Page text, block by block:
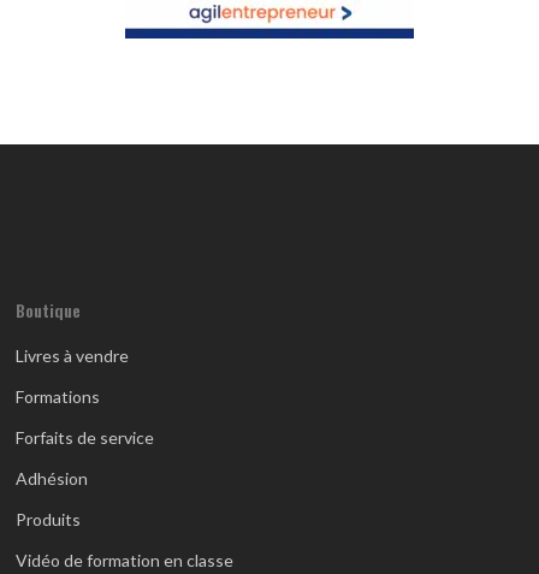
Boutique
Livres à vendre
Formations
Forfaits de service
Adhésion
Produits
Vidéo de formation en classe